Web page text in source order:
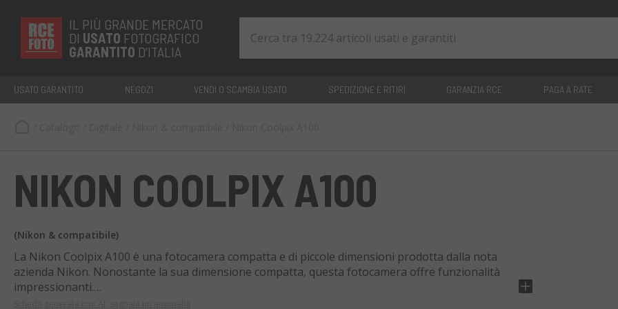
IL PIÙ GRANDE MERCATO
DI USATO FOTOGRAFICO
GARANTITO D’ITALIA
USATO GARANTITO NEGOZI VENDI O SCAMBIA USATO SPEDIZIONE E RITIRI GARANZIA RCE PAGA A RATE
NIKON COOLPIX A100
(Nikon & compatibile)
La Nikon Coolpix A100 è una fotocamera compatta e di piccole dimensioni prodotta dalla nota
azienda Nikon. Nonostante la sua dimensione compatta, questa fotocamera offre funzionalità
impressionanti.